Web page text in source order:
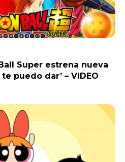
Super estrena nueva
puedo dar’ – VIDEO